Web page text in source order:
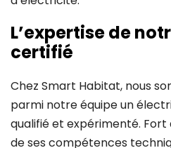
L’expertise de
certifié
Chez Smart Habitat, nous
parmi notre équipe un
qualifié et expérimenté.
de ses compétences